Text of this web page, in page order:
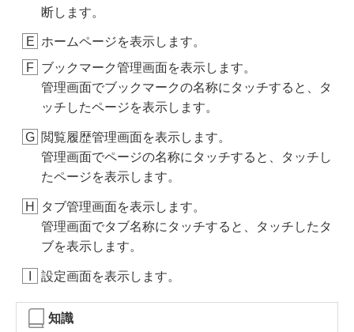
断します。
ホームページを表示します。
ブックマーク管理画面を表示します。
管理画面でブックマークの名称にタッチすると、タ
ッチしたページを表示します。
閲覧履歴管理画面を表示します。
管理画面でページの名称にタッチすると、タッチし
たページを表示します。
タブ管理画面を表示します。
管理画面でタブ名称にタッチすると、タッチしたタ
ブを表示します。
設定画面を表示します。
知識